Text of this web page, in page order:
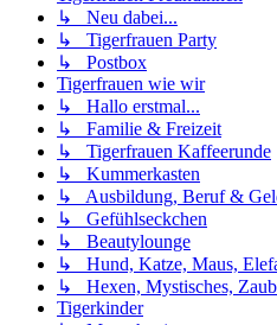
↳ Neu dabei...
↳ Tigerfrauen Party
↳ Postbox
Tigerfrauen wie wir
↳ Hallo erstmal...
↳ Familie & Freizeit
↳ Tigerfrauen Kaffeerunde
↳ Kummerkasten
↳ Ausbildung, Beruf &
↳ Gefühlseckchen
↳ Beautylounge
↳ Hund, Katze, Maus,
↳ Hexen, Mystisches,
Tigerkinder